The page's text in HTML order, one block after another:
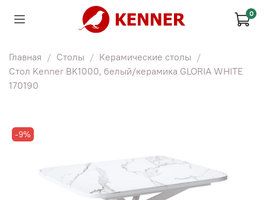
0
Главная Столы
Керамические столы
Стол Kenner BK1000, белый/керамика GLORIA WHITE
170190
-9%